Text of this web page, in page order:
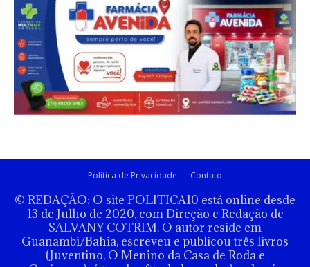
Política de Privacidade Contato
© REDAÇÃO: O site POLITICA10 está online desde
13 de Julho de 2020, com Direção e Redação de
SALVANY COTRIM. O autor reside em
Guanambi/Bahia, escreveu e publicou três livros
(Juventino, O Menino da Casa de Roda e